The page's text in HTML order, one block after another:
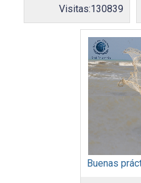
Visitas:130839